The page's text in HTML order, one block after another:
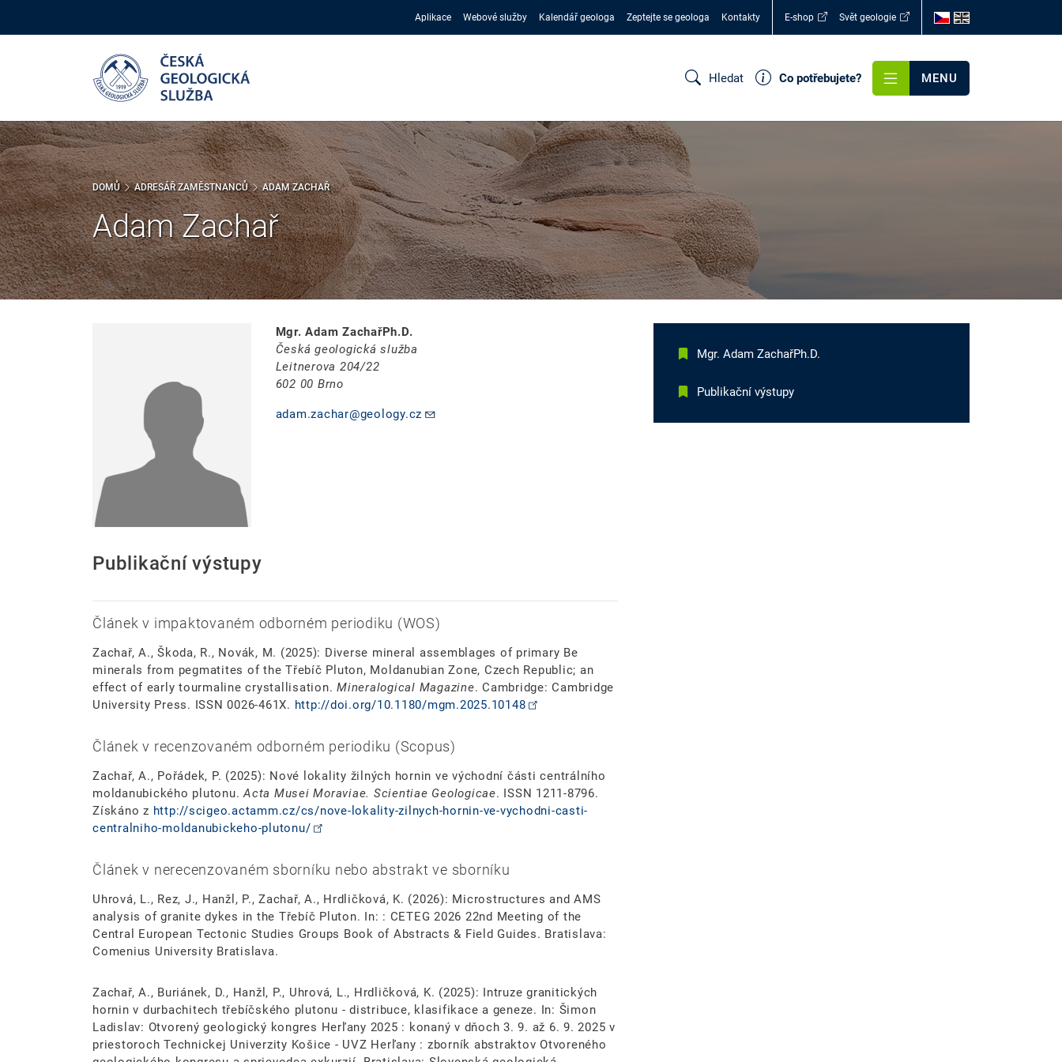
Aplikace Webové služby Kalendář geologa Zeptejte se geologa Kontakty E-shop Svět geologie
Hledat Co potřebujete? MENU
DOMŮ ADRESÁŘ ZAMĚSTNANCŮ ADAM ZACHAŘ
Adam Zachař
Mgr. Adam ZachařPh.D.
Česká geologická služba
Leitnerova 204/22
602 00 Brno
adam.zachar@geology.cz
Publikační výstupy
Článek v impaktovaném odborném periodiku (WOS)
Zachař, A., Škoda, R., Novák, M. (2025): Diverse mineral assemblages of primary Be
minerals from pegmatites of the Třebíč Pluton, Moldanubian Zone, Czech Republic; an
effect of early tourmaline crystallisation. Mineralogical Magazine. Cambridge: Cambridge
University Press. ISSN 0026-461X. http://doi.org/10.1180/mgm.2025.10148
Článek v recenzovaném odborném periodiku (Scopus)
Zachař, A., Pořádek, P. (2025): Nové lokality žilných hornin ve východní části centrálního
moldanubického plutonu.Acta Musei Moraviae. Scientiae Geologicae. ISSN 1211-8796.
Získáno z http://scigeo.actamm.cz/cs/nove-lokality-zilnych-hornin-ve-vychodni-casti-
centralniho-moldanubickeho-plutonu/
Článek v nerecenzovaném sborníku nebo abstrakt ve sborníku
Uhrová, L., Rez, J., Hanžl, P., Zachař, A., Hrdličková, K. (2026): Microstructures and AMS
analysis of granite dykes in the Třebíč Pluton. In: : CETEG 2026 22nd Meeting of the
Central European Tectonic Studies Groups Book of Abstracts & Field Guides. Bratislava:
Comenius University Bratislava.
Zachař, A., Buriánek, D., Hanžl, P., Uhrová, L., Hrdličková, K. (2025): Intruze granitických
hornin v durbachitech třebíčského plutonu - distribuce, klasifikace a geneze. In: Šimon
Ladislav: Otvorený geologický kongres Herľany 2025 : konaný v dňoch 3. 9. až 6. 9. 2025 v
priestoroch Technickej Univerzity Košice - UVZ Herľany : zborník abstraktov Otvoreného
Mgr. Adam ZachařPh.D.
Publikační výstupy